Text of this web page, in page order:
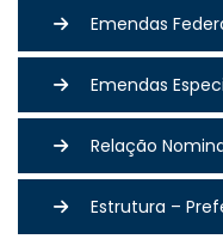
Emendas
Emendas
Relação
Estrutura –